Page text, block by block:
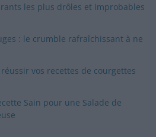
les plus drôles et improbables
: le crumble rafraîchissant à ne
vos recettes de courgettes
Sain pour une Salade de